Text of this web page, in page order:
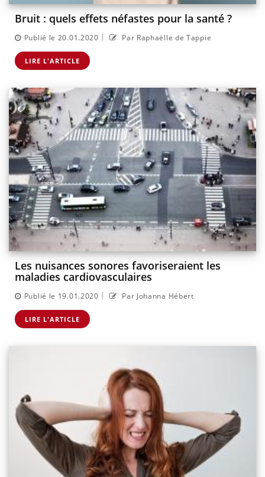
Bruit : quels effets néfastes pour la santé ?
Publié le 20.01.2020 | Par Raphaëlle de Tappie
LIRE L'ARTICLE
Les nuisances sonores favoriseraient les
maladies cardiovasculaires
Publié le 19.01.2020 | Par Johanna Hébert
LIRE L'ARTICLE